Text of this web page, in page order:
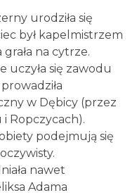
urodziła się
był kapelmistrzem
na cytrze.
uczyła się zawodu
w Dębicy (przez
Ropczycach).
podejmują się
nawet
Adama